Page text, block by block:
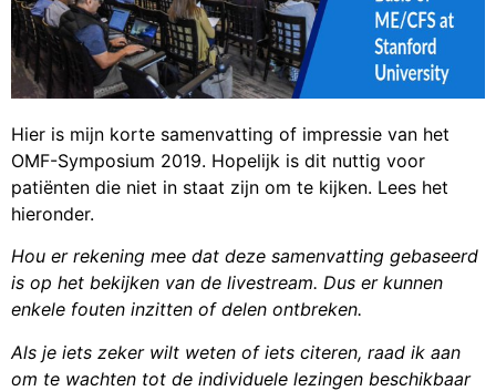
Hier is mijn korte samenvatting of impressie van het
OMF-Symposium 2019. Hopelijk is dit nuttig voor
patiënten die niet in staat zijn om te kijken. Lees het
hieronder.
Hou er rekening mee dat deze samenvatting gebaseerd
is op het bekijken van de livestream. Dus er kunnen
enkele fouten inzitten of delen ontbreken.
Als je iets zeker wilt weten of iets citeren, raad ik aan
om te wachten tot de individuele lezingen beschikbaar